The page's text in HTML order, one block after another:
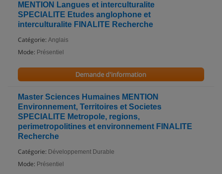
MENTION Langues et interculturalite
SPECIALITE Etudes anglophone et
interculturalite FINALITE Recherche
Catégorie: Anglais
Mode: Présentiel
Demande d'information
Master Sciences Humaines MENTION
Environnement, Territoires et Societes
SPECIALITE Metropole, regions,
perimetropolitines et environnement FINALITE
Recherche
Catégorie: Développement Durable
Mode: Présentiel